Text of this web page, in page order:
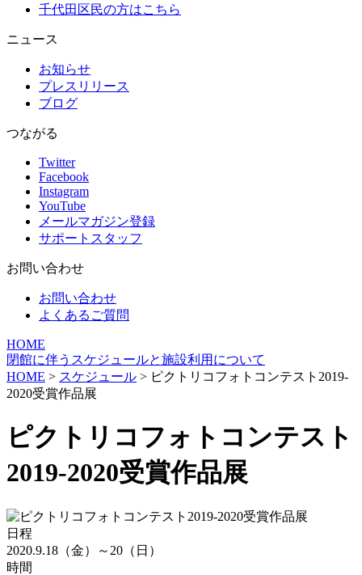
千代田区民の方はこちら
ニュース
お知らせ
プレスリリース
ブログ
つながる
Twitter
Facebook
Instagram
YouTube
メールマガジン登録
サポートスタッフ
お問い合わせ
お問い合わせ
よくあるご質問
HOME
閉館に伴うスケジュールと施設利用について
HOME > スケジュール > ピクトリコフォトコンテスト2019-
2020受賞作品展
ピクトリコフォトコンテスト
2019-2020受賞作品展
日程
2020.9.18（金）～20（日）
時間